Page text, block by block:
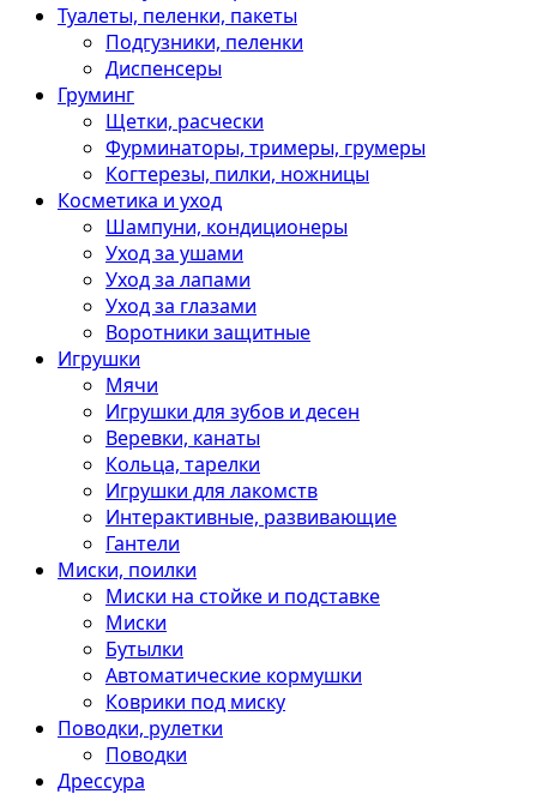
Туалеты, пеленки, пакеты
Подгузники, пеленки
Диспенсеры
Груминг
Щетки, расчески
Фурминаторы, тримеры, грумеры
Когтерезы, пилки, ножницы
Косметика и уход
Шампуни, кондиционеры
Уход за ушами
Уход за лапами
Уход за глазами
Воротники защитные
Игрушки
Мячи
Игрушки для зубов и десен
Веревки, канаты
Кольца, тарелки
Игрушки для лакомств
Интерактивные, развивающие
Гантели
Миски, поилки
Миски на стойке и подставке
Миски
Бутылки
Автоматические кормушки
Коврики под миску
Поводки, рулетки
Поводки
Дрессура